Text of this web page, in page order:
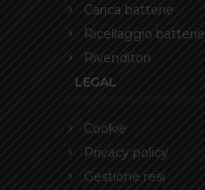
Carica batterie
Ricellaggio batterie
Rivenditori
LEGAL
Cookie
Privacy policy
Gestione resi